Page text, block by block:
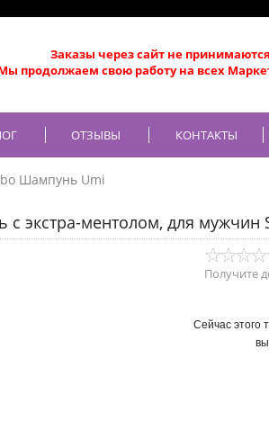
Заказы через сайт не
продолжаем свою работу на всех
ОТЗЫВЫ КОНТАКТЫ
Шампунь Umi
с экстра-ментолом, для
Получите
Сейчас этого